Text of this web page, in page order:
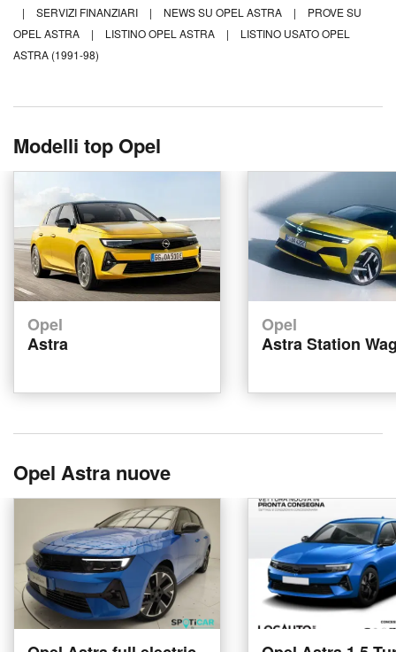
|
SERVIZI FINANZIARI | NEWS SU OPEL ASTRA |
PROVE SU
OPEL ASTRA
| LISTINO OPEL ASTRA |
LISTINO USATO OPEL
ASTRA (1991-98)
Modelli top Opel
Opel
Astra
Opel
Astra Station
Opel Astra nuove